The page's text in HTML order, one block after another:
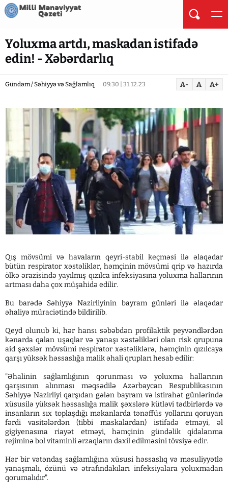
Yoluxma artdı, maskadan istifadə
edin! - Xəbərdarlıq
Gündəm / Səhiyyə və Sağlamlıq 09:30 | 31.12.23 A- A A+
Qış mövsümi və havaların qeyri-stabil keçməsi ilə əlaqədar
bütün respirator xəstəliklər, həmçinin mövsümi qrip və hazırda
ölkə ərazisində yayılmış qızılca infeksiyasına yoluxma hallarının
artması daha çox müşahidə edilir.
Bu barədə Səhiyyə Nazirliyinin bayram günləri ilə əlaqədar
əhaliyə müraciətində bildirilib.
Qeyd olunub ki, hər hansı səbəbdən profilaktik peyvəndlərdən
kənarda qalan uşaqlar və yanaşı xəstəlikləri olan risk qrupuna
aid şəxslər mövsümi respirator xəstəliklərə, həmçinin qızılcaya
qarşı yüksək həssaslığa malik əhali qrupları hesab edilir:
"Əhalinin sağlamlığının qorunması və yoluxma hallarının
qarşısının alınması məqsədilə Azərbaycan Respublikasının
Səhiyyə Nazirliyi qarşıdan gələn bayram və istirahət günlərində
xüsusilə yüksək həssaslığa malik şəxslərə kütləvi tədbirlərdə və
insanların sıx toplaşdığı məkanlarda tənəffüs yollarını qoruyan
fərdi vasitələrdən (tibbi maskalardan) istifadə etməyi, əl
gigiyenasına riayət etməyi, həmçinin gündəlik qidalanma
rejiminə bol vitaminli ərzaqların daxil edilməsini tövsiyə edir.
Hər bir vətəndaş sağlamlığına xüsusi həssaslıq və məsuliyyətlə
yanaşmalı, özünü və ətrafındakıları infeksiyalara yoluxmadan
qorumalıdır".